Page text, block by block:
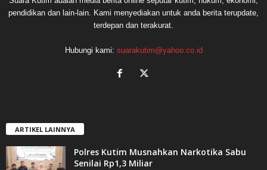
pendidikan dan lain-lain. Kami menyediakan untuk anda berita terupdate,
terdepan dan terakurat.
Hubungi kami: suarakutim@yahoo.co.id
ARTIKEL LAINNYA
Polres Kutim Musnahkan Narkotika Sabu
Senilai Rp1,3 Miliar